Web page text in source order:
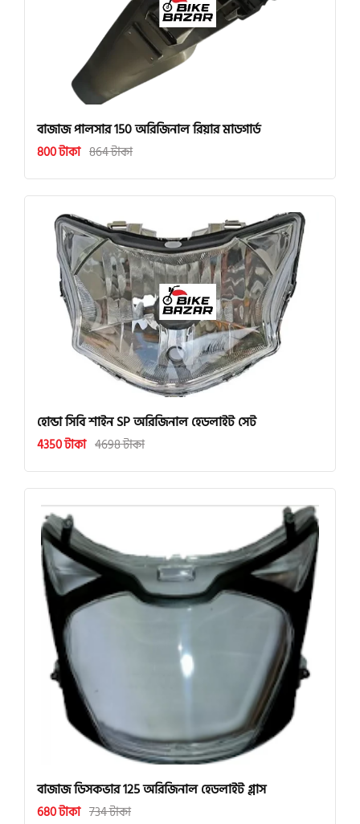
বাজাজ পালসার 150 অরিজিনাল রিয়ার মাডগার্ড
800 টাকা 864 টাকা
হোন্ডা সিবি শাইন SP অরিজিনাল হেডলাইট সেট
4350 টাকা 4698 টাকা
বাজাজ ডিসকভার 125 অরিজিনাল হেডলাইট গ্লাস
680 টাকা 734 টাকা